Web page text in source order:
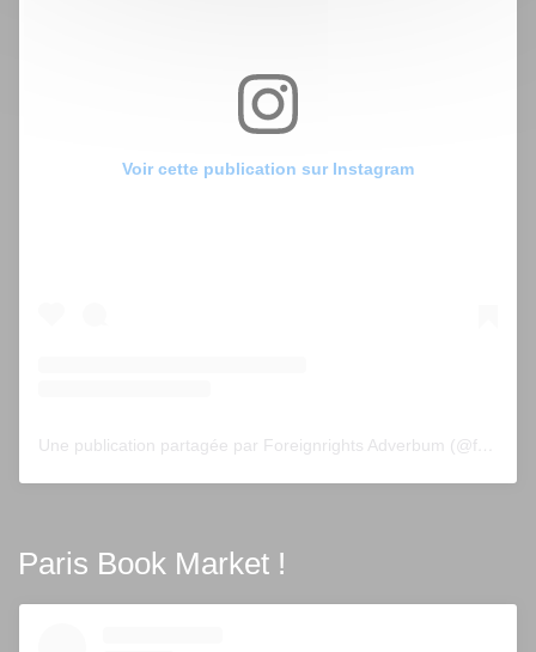
Voir cette publication sur Instagram
Paris Book Market !